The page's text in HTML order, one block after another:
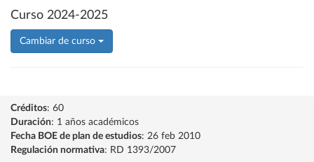
Curso 2024-2025
Cambiar de curso
Créditos: 60
Duración: 1 años académicos
Fecha BOE de plan de estudios: 26 feb 2010
Regulación normativa: RD 1393/2007